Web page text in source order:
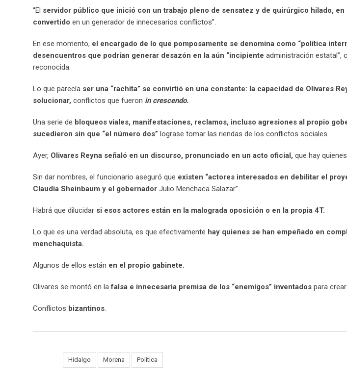
“El servidor público que inició con un trabajo pleno de sensatez y de quirúrgico hilado, en
convertido en un generador de innecesarios conflictos”.
En ese momento, el encargado de lo que pomposamente se denomina como “política
desencuentros que podrían generar desazón en la aún “incipiente administración estatal”,
reconocida.
Lo que parecía ser una “rachita” se convirtió en una constante: la capacidad de Olivares
solucionar, conflictos que fueron in crescendo.
Una serie de bloqueos viales, manifestaciones, reclamos, incluso agresiones al propio
sucedieron sin que “el número dos” lograse tomar las riendas de los conflictos sociales.
Ayer, Olivares Reyna señaló en un discurso, pronunciado en un acto oficial, que hay
Sin dar nombres, el funcionario aseguró que existen “actores interesados en debilitar el
Claudia Sheinbaum y el gobernador Julio Menchaca Salazar”.
Habrá que dilucidar si esos actores están en la malograda oposición o en la propia 4T.
Lo que es una verdad absoluta, es que efectivamente hay quienes se han empeñado en
menchaquista.
Algunos de ellos están en el propio gabinete.
Olivares se montó en lafalsa e innecesaria premisa de los “enemigos” inventados para
Conflictos bizantinos.
Hidalgo Morena Política